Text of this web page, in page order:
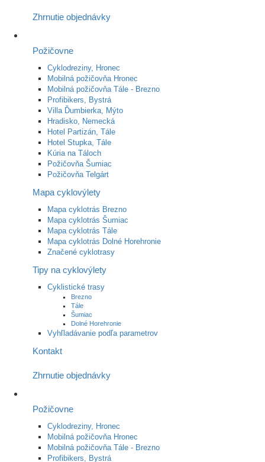
Zhrnutie objednávky
Požičovne
Cyklodreziny, Hronec
Mobilná požičovňa Hronec
Mobilná požičovňa Tále - Brezno
Profibikers, Bystrá
Villa Ďumbierka, Mýto
Hradisko, Nemecká
Hotel Partizán, Tále
Hotel Stupka, Tále
Kúria na Táloch
Požičovňa Šumiac
Požičovňa Telgárt
Mapa cyklovýlety
Mapa cyklotrás Brezno
Mapa cyklotrás Šumiac
Mapa cyklotrás Tále
Mapa cyklotrás Dolné Horehronie
Značené cyklotrasy
Tipy na cyklovýlety
Cyklistické trasy
Brezno
Tále
Šumiac
Dolné Horehronie
Vyhľladávanie podľa parametrov
Kontakt
Zhrnutie objednávky
Požičovne
Cyklodreziny, Hronec
Mobilná požičovňa Hronec
Mobilná požičovňa Tále - Brezno
Profibikers, Bystrá